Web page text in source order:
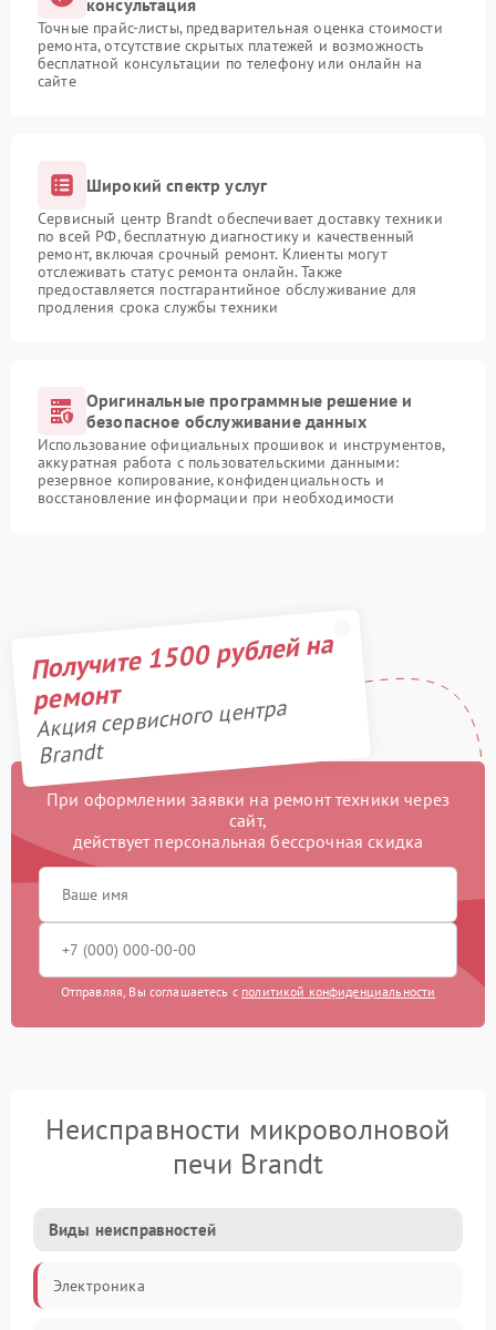
консультация
Точные прайс-листы, предварительная оценка стоимости
ремонта, отсутствие скрытых платежей и возможность
бесплатной консультации по телефону или онлайн на
сайте
Широкий спектр услуг
Сервисный центр Brandt обеспечивает доставку техники
по всей РФ, бесплатную диагностику и качественный
ремонт, включая срочный ремонт. Клиенты могут
отслеживать статус ремонта онлайн. Также
предоставляется постгарантийное обслуживание для
продления срока службы техники
Оригинальные программные решение и
безопасное обслуживание данных
Использование официальных прошивок и инструментов,
аккуратная работа с пользовательскими данными:
резервное копирование, конфиденциальность и
восстановление информации при необходимости
Получите 1500 рублей на
ремонт
Акция сервисного центра
Brandt
При оформлении заявки на ремонт техники через
сайт,
действует персональная бессрочная скидка
Отправляя, Вы соглашаетесь с политикой конфиденциальности
Неисправности микроволновой
печи Brandt
Виды неисправностей
Электроника